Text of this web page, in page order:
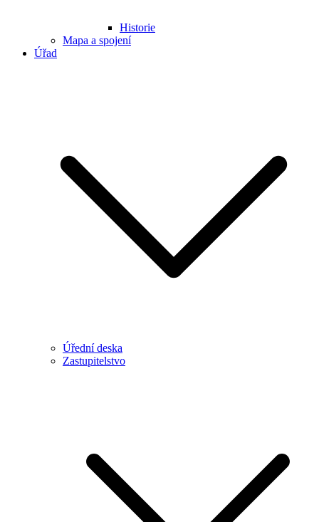
Historie
Mapa a spojení
Úřad
Úřední deska
Zastupitelstvo